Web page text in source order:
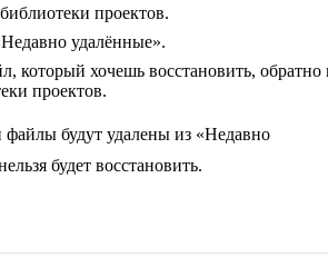
проектов.
удалённые».
который хочешь восстановить, обратно
проектов.
файлы будут удалены из «Недавно
будет восстановить.